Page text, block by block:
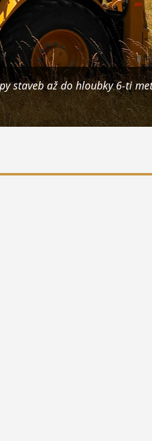
staveb až do hloubky 6-ti